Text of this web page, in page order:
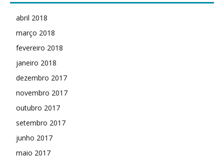
abril 2018
março 2018
fevereiro 2018
janeiro 2018
dezembro 2017
novembro 2017
outubro 2017
setembro 2017
junho 2017
maio 2017